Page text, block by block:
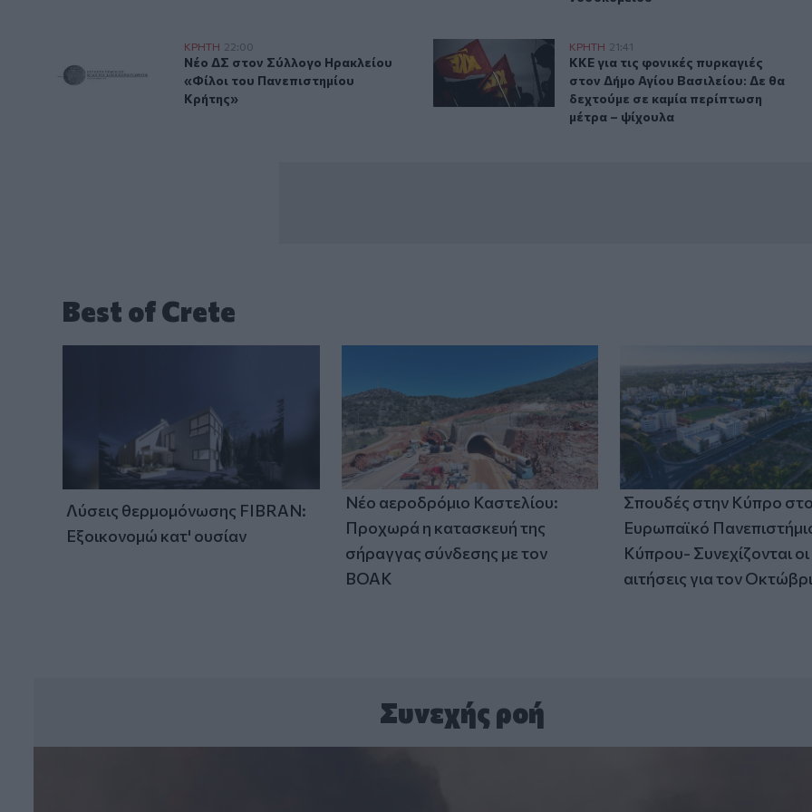
Νέο ΔΣ στον Σύλλογο Ηρακλείου «Φίλοι του Πανεπιστημίου Κρήτης»
ΚΡΗΤΗ 22:00
Νέο ΔΣ στον Σύλλογο Ηρακλείου «Φίλοι του Πανεπιστημίου Κρήτης»
Νέο ΔΣ στον Σύλλογο Ηρακλείου
«Φίλοι του Πανεπιστημίου
Κρήτης»
ΚΚΕ για τις φονικές πυρκαγιές στον Δήμο Αγίου
ΚΡΗΤΗ 21:41
ΚΚΕ για τις φονικές πυρκαγιές
ΚΚΕ για τις φονικές πυρκαγιές
στον Δήμο Αγίου Βασιλείου: Δε θα
δεχτούμε σε καμία περίπτωση
μέτρα – ψίχουλα
Best of Crete
Λύσεις θερμομόνωσης FIBRAN:
Εξοικονομώ κατ' ουσίαν
Νέο αεροδρόμιο Καστελίου:
Προχωρά η κατασκευή της
σήραγγας σύνδεσης με τον
ΒΟΑΚ
Σπουδές στην Κύπρο στο
Ευρωπαϊκό
Κύπρου- Συνεχίζονται οι
αιτήσεις για τον
Συνεχής ροή